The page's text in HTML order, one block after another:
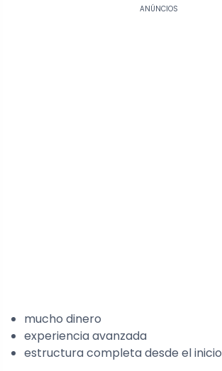
ANÚNCIOS
mucho dinero
experiencia avanzada
estructura completa desde el inicio